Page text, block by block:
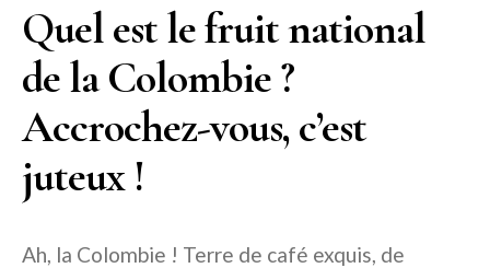
Quel est le fruit national
de la Colombie ?
Accrochez-vous, c’est
juteux !
Ah, la Colombie ! Terre de café exquis, de